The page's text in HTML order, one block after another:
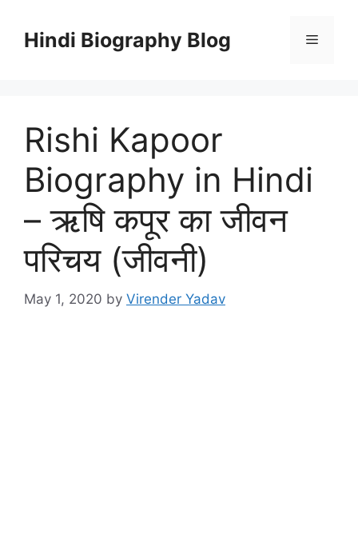
contentHindi Biography Blog Menu
Rishi Kapoor
Biography in Hindi
– ऋषि कपूर का जीवन
परिचय (जीवनी)
May 1, 2020 by Virender Yadav